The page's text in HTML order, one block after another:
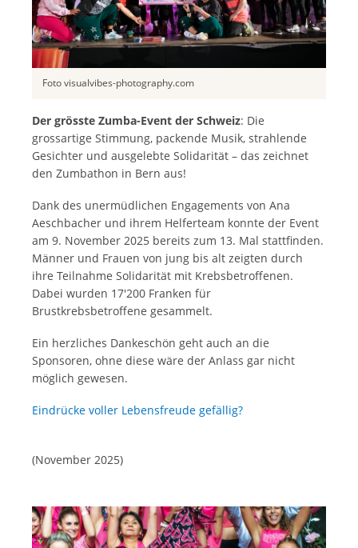
Foto visualvibes-photography.com
Der grösste Zumba-Event der Schweiz: Die
grossartige Stimmung, packende Musik, strahlende
Gesichter und ausgelebte Solidarität – das zeichnet
den Zumbathon in Bern aus!
Dank des unermüdlichen Engagements von Ana
Aeschbacher und ihrem Helferteam konnte der Event
am 9. November 2025 bereits zum 13. Mal stattfinden.
Männer und Frauen von jung bis alt zeigten durch
ihre Teilnahme Solidarität mit Krebsbetroffenen.
Dabei wurden 17'200 Franken für
Brustkrebsbetroffene gesammelt.
Ein herzliches Dankeschön geht auch an die
Sponsoren, ohne diese wäre der Anlass gar nicht
möglich gewesen.
Eindrücke voller Lebensfreude gefällig?
(November 2025)